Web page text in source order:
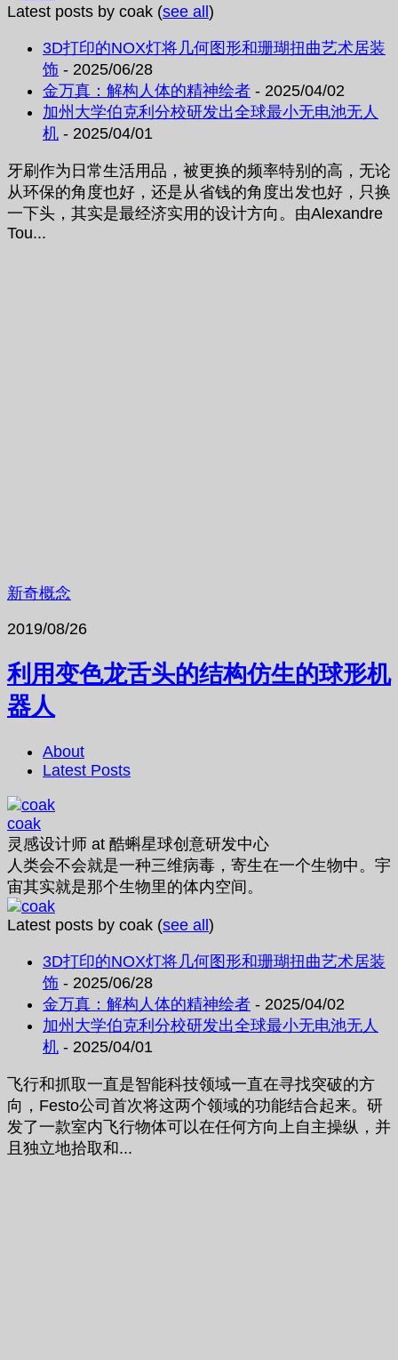
Latest posts by coak (see all )
3D打印的NOX灯将几何图形和珊瑚扭曲艺术居装
饰 - 2025/06/28
金万真：解构人体的精神绘者 - 2025/04/02
加州大学伯克利分校研发出全球最小无电池无人
机 - 2025/04/01
牙刷作为日常生活用品，被更换的频率特别的高，无论
从环保的角度也好，还是从省钱的角度出发也好，只换
一下头，其实是最经济实用的设计方向。由Alexandre
Tou...
新奇概念
2019/08/26
利用变色龙舌头的结构仿生的球形机
器人
About
Latest Posts
coak
灵感设计师 at 酷蝌星球创意研发中心
人类会不会就是一种三维病毒，寄生在一个生物中。宇
宙其实就是那个生物里的体内空间。
Latest posts by coak (see all)
3D打印的NOX灯将几何图形和珊瑚扭曲艺术居装
饰 - 2025/06/28
金万真：解构人体的精神绘者 - 2025/04/02
加州大学伯克利分校研发出全球最小无电池无人
机 - 2025/04/01
飞行和抓取一直是智能科技领域一直在寻找突破的方
向，Festo公司首次将这两个领域的功能结合起来。研
发了一款室内飞行物体可以在任何方向上自主操纵，并
且独立地拾取和...